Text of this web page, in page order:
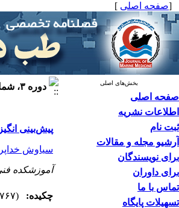
[صفحه اصلی ]
بخش‌های اصلی
صفحه اصلی
اطلاعات نشریه
ثبت نام
آرشیو مجله و مقالات
برای نویسندگان
برای داوران
تماس با ما
تسهیلات پایگاه
دوره ۳، شماره ۳ - ( پاییز ۱۴۰۰ )
پیش‌بینی
سیاوش
آموزشکده
چکیده: (۳۷۶۷ مشاهده)